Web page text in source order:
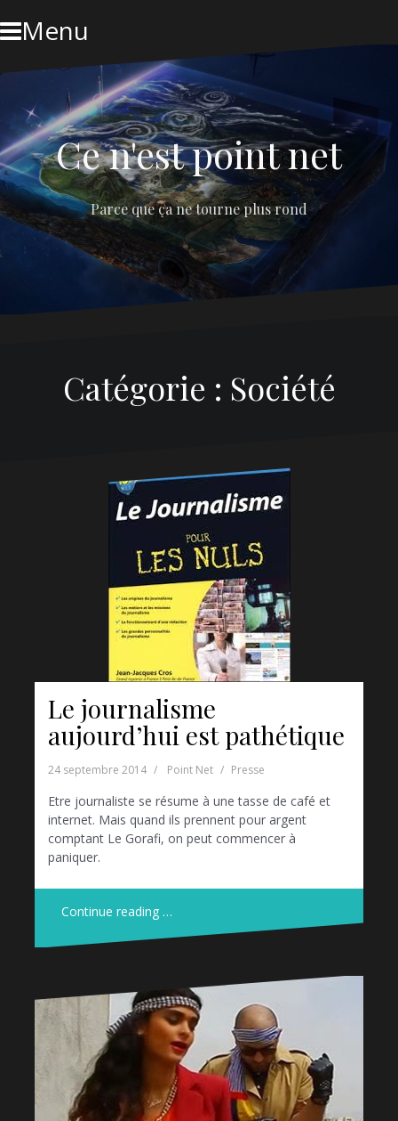
to
contentMenu
Ce n'est point net
Parce que ça ne tourne plus rond
Catégorie : Société
Le journalisme
aujourd’hui est pathétique
24 septembre 2014 Point Net Presse
Etre journaliste se résume à une tasse de café et
internet. Mais quand ils prennent pour argent
comptant Le Gorafi, on peut commencer à
paniquer.
Continue reading …